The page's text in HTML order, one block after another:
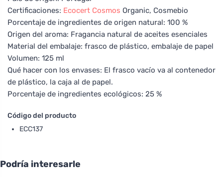
Certificaciones: Ecocert Cosmos Organic, Cosmebio
Porcentaje de ingredientes de origen natural: 100 %
Origen del aroma: Fragancia natural de aceites esenciales
Material del embalaje: frasco de plástico, embalaje de papel
Volumen: 125 ml
Qué hacer con los envases: El frasco vacío va al contenedor
de plástico, la caja al de papel.
Porcentaje de ingredientes ecológicos: 25 %
Código del producto
ECC137
Podría interesarle